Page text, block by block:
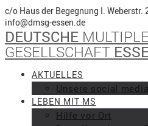
Skip
to
content
c/o Haus der Begegnung I. Weberstr.
info@dmsg-essen.de
DEUTSCHE MULTIPLE
GESELLSCHAFT
AKTUELLES
Unsere social
LEBEN MIT MS
Hilfe vor Ort